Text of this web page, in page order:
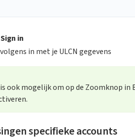
Sign in
in met je ULCN gegevens
ook mogelijk om op de Zoomknop
specifieke accounts